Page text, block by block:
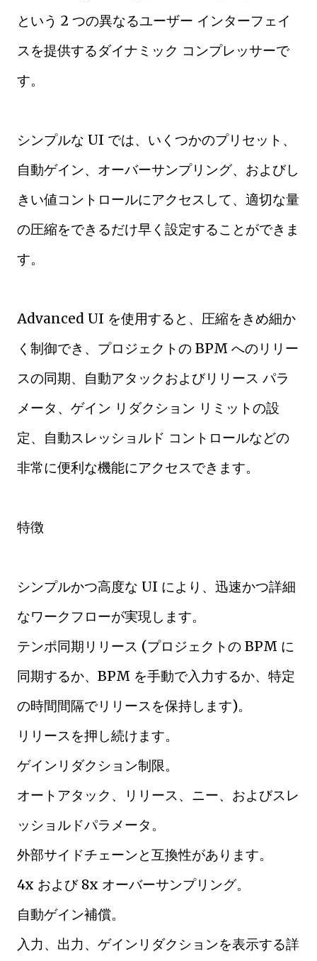
という 2 つの異なるユーザー インターフェイ
スを提供するダイナミック コンプレッサーで
す。
シンプルな UI では、いくつかのプリセット、
自動ゲイン、オーバーサンプリング、およびし
きい値コントロールにアクセスして、適切な量
の圧縮をできるだけ早く設定することができま
す。
Advanced UI を使用すると、圧縮をきめ細か
く制御でき、プロジェクトの BPM へのリリー
スの同期、自動アタックおよびリリース パラ
メータ、ゲイン リダクション リミットの設
定、自動スレッショルド コントロールなどの
非常に便利な機能にアクセスできます。
特徴
シンプルかつ高度な UI により、迅速かつ詳細
なワークフローが実現します。
テンポ同期リリース (プロジェクトの BPM に
同期するか、BPM を手動で入力するか、特定
の時間間隔でリリースを保持します)。
リリースを押し続けます。
ゲインリダクション制限。
オートアタック、リリース、ニー、およびスレ
ッショルドパラメータ。
外部サイドチェーンと互換性があります。
4x および 8x オーバーサンプリング。
自動ゲイン補償。
入力、出力、ゲインリダクションを表示する詳